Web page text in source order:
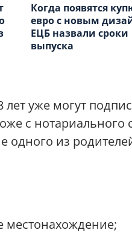
Когда появятся
евро с новым
ЕЦБ назвали сроки
выпуска
лет уже могут
с нотариального
одного из
местонахождение;